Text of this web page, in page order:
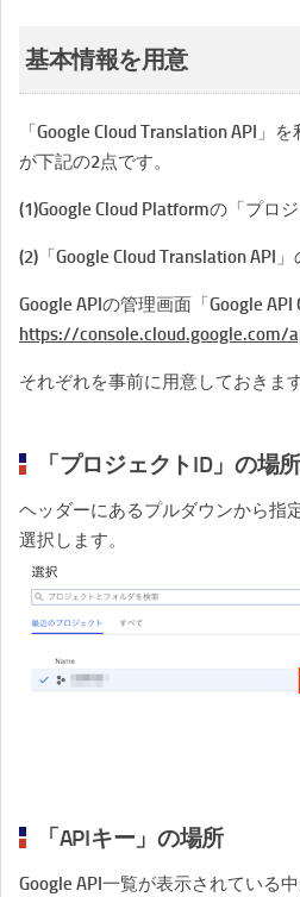
基本情報を用意
「Google Cloud Translation API」
が下記の2点です。
(1)Google Cloud Platformの「プロジ
(2)「Google Cloud Translation API」
Google APIの管理画面「Google API
https://console.cloud.google.com/
それぞれを事前に用意しておきます
「プロジェクトID」の場所
ヘッダーにあるプルダウンから指
選択します。
「APIキー」の場所
Google API一覧が表示されている